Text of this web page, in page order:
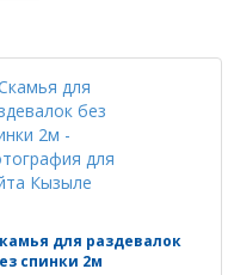
для раздевалок
спинки 2м